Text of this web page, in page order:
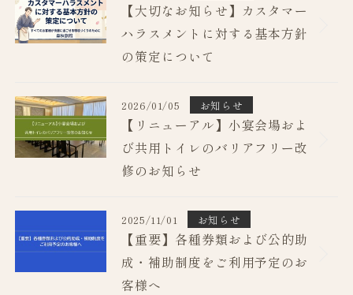
【大切なお知らせ】カスタマー
ハラスメントに対する基本方針
の策定について
2026/01/05 お知らせ
【リニューアル】小宴会場およ
び共用トイレのバリアフリー改
修のお知らせ
2025/11/01 お知らせ
【重要】各種券類および公的助
成・補助制度をご利用予定のお
客様へ